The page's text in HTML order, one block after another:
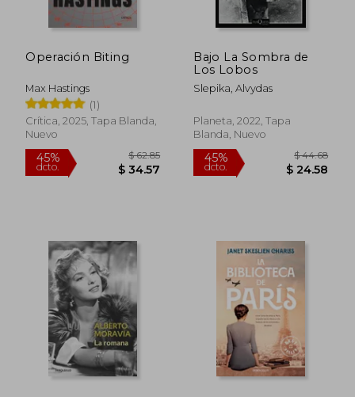
Operación Biting
Max Hastings
(1)
Crítica, 2025, Tapa Blanda,
Nuevo
45%
dcto. $ 34.57
Bajo La Sombra de
Los Lobos
Slepika, Alvydas
Planeta, 2022, Tapa
Blanda, Nuevo
dcto.